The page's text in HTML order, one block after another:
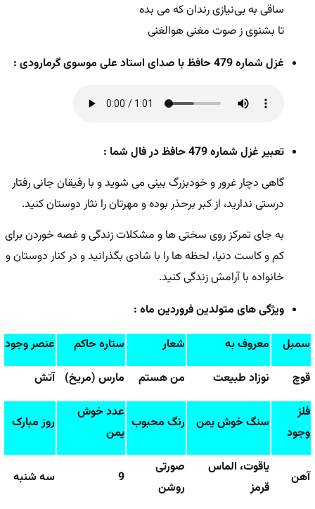
ساقی به بی‌نیازی رندان که می بده
تا بشنوی ز صوت مغنی هوالغنی
غزل شماره 479 حافظ با صدای استاد علی موسوی گرمارودی :
تعبیر غزل شماره 479 حافظ در فال شما :
گاهی دچار غرور و خودبزرگ بینی می شوید و با رفیقان جانی رفتار
درستی ندارید، از کبر برحذر بوده و مهرتان را نثار دوستان کنید.
به جای تمرکز روی سختی ها و مشکلات زندگی و غصه خوردن برای
کم و کاست دنیا، لحظه ها را با شادی بگذرانید و در کنار دوستان و
خانواده با آرامش زندگی کنید.
ویژگی های متولدین فروردین ماه :
سمبل
معروف به شعار ستاره حاکم
عنصر وجود
قوچ
نوزاد طبیعت من هستم مارس (مریخ) آتش
فلز
وجود
سنگ خوش یمن رنگ محبوب
عدد خوش
یمن
روز مبارک
آهن
یاقوت، الماس
قرمز
صورتی
روشن
9 سه شنبه